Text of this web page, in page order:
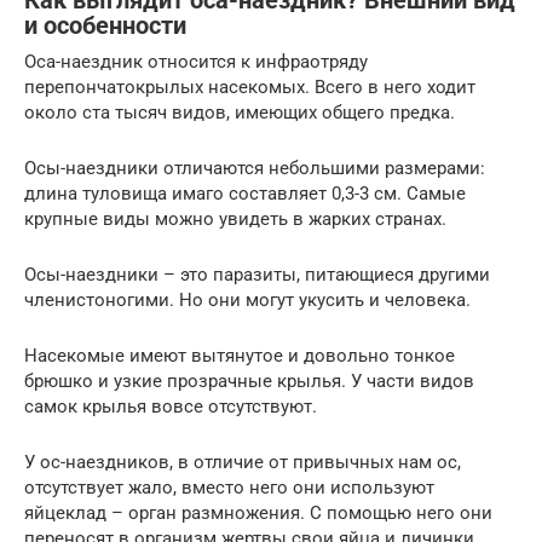
и особенности
Оса-наездник относится к инфраотряду
перепончатокрылых насекомых. Всего в него ходит
около ста тысяч видов, имеющих общего предка.
Осы-наездники отличаются небольшими размерами:
длина туловища имаго составляет 0,3-3 см. Самые
крупные виды можно увидеть в жарких странах.
Осы-наездники – это паразиты, питающиеся другими
членистоногими. Но они могут укусить и человека.
Насекомые имеют вытянутое и довольно тонкое
брюшко и узкие прозрачные крылья. У части видов
самок крылья вовсе отсутствуют.
У ос-наездников, в отличие от привычных нам ос,
отсутствует жало, вместо него они используют
яйцеклад – орган размножения. С помощью него они